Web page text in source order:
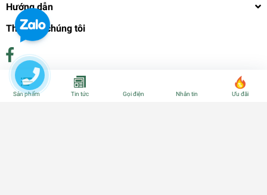
Hướng dẫn
Theo dõi chúng tôi
Phương thức thanh toán
Sản phẩm Tin tức Gọi điện Nhắn tin Ưu đãi